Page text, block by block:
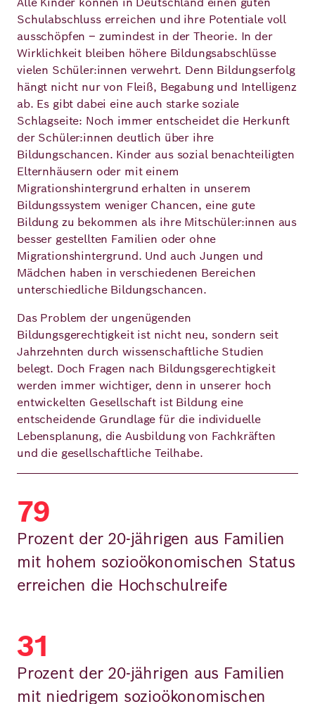
Deutsch Englisch
Schulabschluss erreichen und ihre Potentiale voll
ausschöpfen – zumindest in der Theorie. In der
Wirklichkeit bleiben höhere Bildungsabschlüsse
vielen Schüler:innen verwehrt. Denn Bildungserfolg
hängt nicht nur von Fleiß, Begabung und Intelligenz
ab. Es gibt dabei eine auch starke soziale
Schlagseite: Noch immer entscheidet die Herkunft
der Schüler:innen deutlich über ihre
Bildungschancen. Kinder aus sozial benachteiligten
Elternhäusern oder mit einem
Migrationshintergrund erhalten in unserem
Bildungssystem weniger Chancen, eine gute
Bildung zu bekommen als ihre Mitschüler:innen aus
besser gestellten Familien oder ohne
Migrationshintergrund. Und auch Jungen und
Mädchen haben in verschiedenen Bereichen
unterschiedliche Bildungschancen.
Das Problem der ungenügenden
Bildungsgerechtigkeit ist nicht neu, sondern seit
Jahrzehnten durch wissenschaftliche Studien
belegt. Doch Fragen nach Bildungsgerechtigkeit
werden immer wichtiger, denn in unserer hoch
entwickelten Gesellschaft ist Bildung eine
entscheidende Grundlage für die individuelle
Lebensplanung, die Ausbildung von Fachkräften
und die gesellschaftliche Teilhabe.
79
Prozent der 20-jährigen aus Familien
mit hohem sozioökonomischen Status
erreichen die Hochschulreife
31
Prozent der 20-jährigen aus Familien
mit niedrigem sozioökonomischen